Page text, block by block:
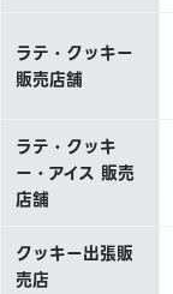
ラテ・クッキー
販売店舗
ラテ・クッキ
ー・アイス 販売
店舗
クッキー出張販
売店